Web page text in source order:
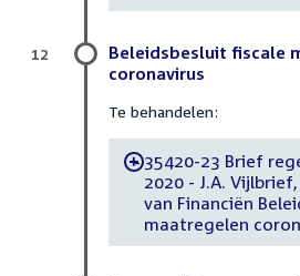
Beleidsbesluit fiscale
coronavirus
Te behandelen:
-35420-23 Brief
2020 - J.A.
van Financiën
maatregelen
12